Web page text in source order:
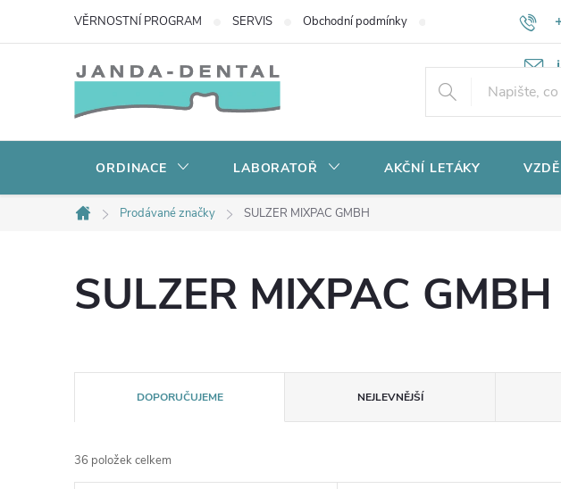
VĚRNOSTNÍ PROGRAM SERVIS Obchodní podmínky Potřebujete poradit?
ORDINACE LABORATOŘ AKČNÍ LETÁKY
Domů
Prodávané značky SULZER MIXPAC GMBH
SULZER MIXPAC GMBH
a
DOPORUČUJEME NEJLEVNĚJŠÍ
36 položek celkem